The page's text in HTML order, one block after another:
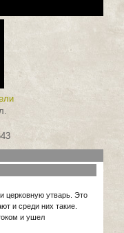
церковную утварь. Это
и среди них такие.
и ушел